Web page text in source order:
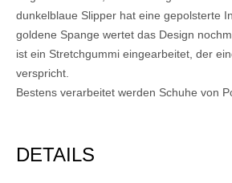
dunkelblaue Slipper hat eine gepolsterte
goldene Spange wertet das Design
ist ein Stretchgummi eingearbeitet, der
verspricht.
Bestens verarbeitet werden Schuhe von
DETAILS